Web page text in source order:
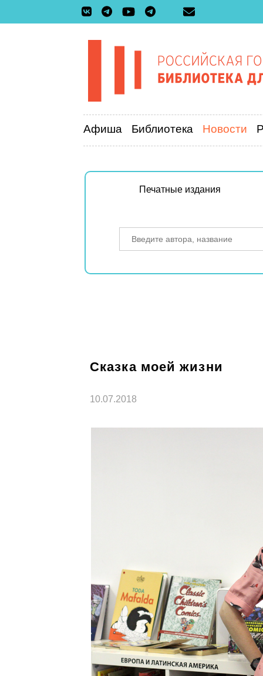
Афиша Библиотека Новости
Печатные издания
Сказка моей жизни
10.07.2018